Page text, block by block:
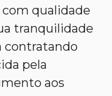
qualidade
tranquilidade
contratando
pela
aos